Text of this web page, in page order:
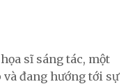
sĩ sáng tác, một
đang hướng tới sự